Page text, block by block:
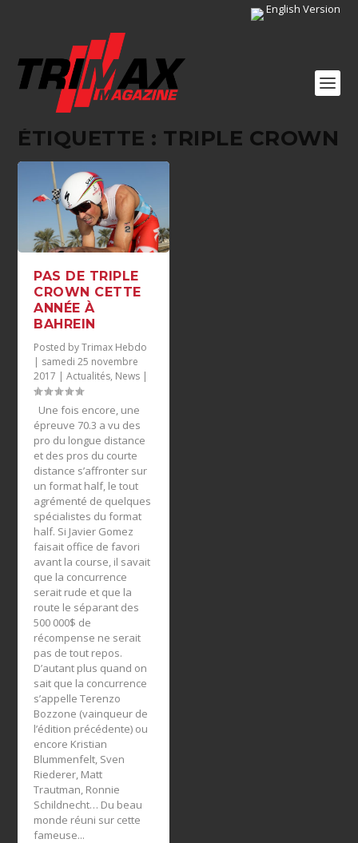
English Version
ÉTIQUETTE : TRIPLE CROWN
PAS DE TRIPLE
CROWN CETTE
ANNÉE À
BAHREIN
Posted byTrimax Hebdo
| samedi 25 novembre
2017 |Actualités, News |
Une fois encore, une
épreuve 70.3 a vu des
pro du longue distance
et des pros du courte
distance s’affronter sur
un format half, le tout
agrémenté de quelques
spécialistes du format
half. Si Javier Gomez
faisait office de favori
avant la course, il savait
que la concurrence
serait rude et que la
route le séparant des
500 000$ de
récompense ne serait
pas de tout repos.
D’autant plus quand on
sait que la concurrence
s’appelle Terenzo
Bozzone (vainqueur de
l’édition précédente) ou
encore Kristian
Blummenfelt, Sven
Riederer, Matt
Trautman, Ronnie
Schildnecht… Du beau
monde réuni sur cette
fameuse...